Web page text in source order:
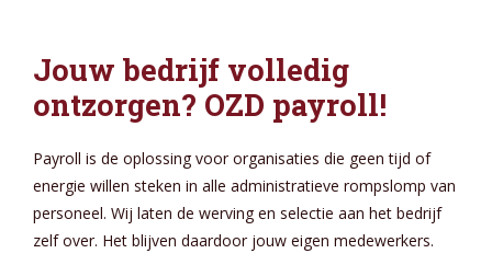
Jouw bedrijf volledig
ontzorgen? OZD payroll!
Payroll is de oplossing voor organisaties die geen tijd of
energie willen steken in alle administratieve rompslomp van
personeel. Wij laten de werving en selectie aan het bedrijf
zelf over. Het blijven daardoor jouw eigen medewerkers.